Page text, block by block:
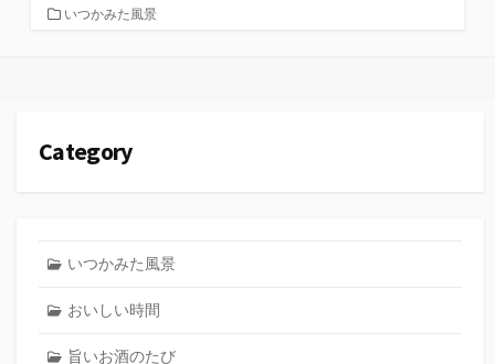
カいつかみた風景
Category
いつかみた風景
おいしい時間
旨いお酒のたび